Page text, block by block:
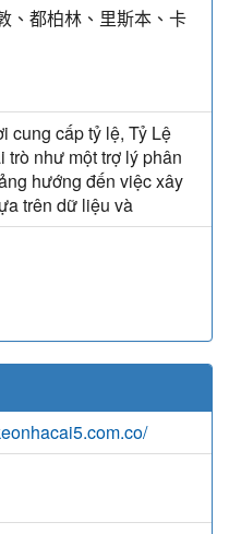
、都柏林、里斯本、卡
cung cấp tỷ lệ, Tỷ Lệ
như một trợ lý phân
hướng đến việc xây
trên dữ liệu và